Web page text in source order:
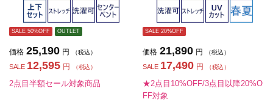
ディース】
SALE 50%OFF OUTLET
価格 25,190 円 （税込）
SALE 12,595 円 （税込）
2点目半額セール対象商品
ト SOFFICE 春夏【レディース】
SALE 20%OFF
価格 21,890 円 （税込）
SALE 17,490 円 （税込）
★2点目10%OFF/3点目以降20%O
FF対象